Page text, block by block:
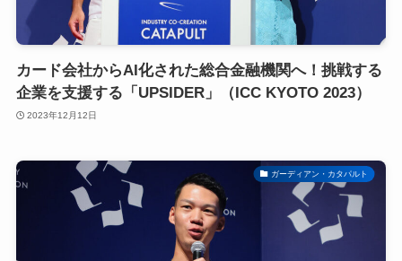
カード会社からAI化された総合金融機関へ！挑戦する
企業を支援する「UPSIDER」（ICC KYOTO 2023）
2023年12月12日
ガーディアン・カタパルト